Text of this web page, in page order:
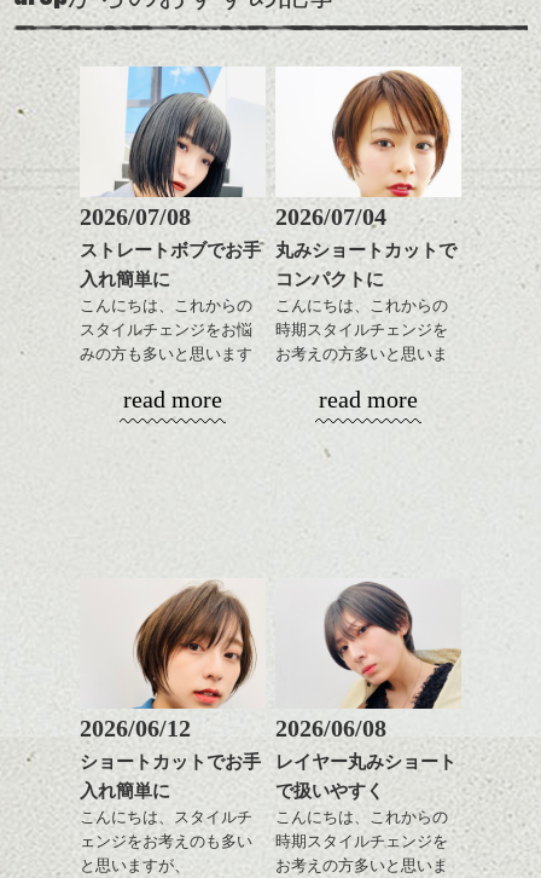
ールに演出するのもおす
すめですよ。
ナチュラルなトーンの色
で柔らかさをプラスする
のも良いですね。
またクセ毛の方は質感調
整のストレートパーマで
髪質改善すると
おすすめです。
いつものスタイリングが
ドライした後オイルやワ
ックスをなじませるだけ
に。
これからのスタイルチェ
ンジの事、髪質に合った
ワックスとオイルを混ぜ
ながらもみこみ、なじま
せます。
質感をかるくととのえな
がら耳かけアレンジする
のも良い感じです。
これからのスタイルチェ
ンジ、似合うカラーリン
グの事やお手入れ方法な
ど
是非なんでもご相談して
下さいね。
シバタ
ベージュ系等の肌を綺麗
に見せる効果のあるカラ
ーリングをプラスして透
明感を表現すると
更に雰囲気が出やすくな
って毎日のお手入れも簡
ム等の質感を調整しやす
いものを全体になじませ
整えるだけですよ。
これからのスタイルチェ
ンジの事等
是非なんでもご相談して
下さい。
お待ちしております
この時期とてもおすすめ
ですよ。
ナチュラルなベージュカ
ラーで全体にツヤと透明
感をプラスして
質感も綺麗に見せやす
スタイリング方法は全体
をドライした後、
ワックスとオイルを混ぜ
ながらもみこみ、なじま
せます。
質感をかるくととのえな
のも良い感じです。
これからのスタイルチェ
2026/07/08
ストレートボブでお手
入れ簡単に
こんにちは、これからの
スタイルチェンジをお悩
みの方も多いと思います
やっぱりボブでお手入れ
しやすいスタイルだと毎
も出しやすくていろいろ
おすすめですね。
前髪もやや重めにカット
してラインを強調するの
もこれからは良い感じで
す、
目元が引き締まった印象
に。
read more
2026/07/04
丸みショートカットで
コンパクトに
こんにちは、これからの
時期スタイルチェンジを
お考えの方多いと思いま
コンパクトなフォルムが
全体のバランスを良く見
そんなショートカット。
軽めの前髪で透け感を演
出できるので、
この時期とてもおすすめ
ですよ。
read more
2026/06/12
ショートカットでお手
入れ簡単に
こんにちは、スタイルチ
ェンジをお考えのも多い
と思いますが、
2026/06/08
レイヤー丸みショート
で扱いやすく
こんにちは、これからの
時期スタイルチェンジを
お考えの方多いと思いま